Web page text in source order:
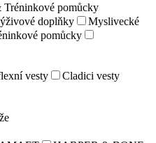
pomůcky
doplňky
Myslivecké
pomůcky
vesty
Cladici vesty